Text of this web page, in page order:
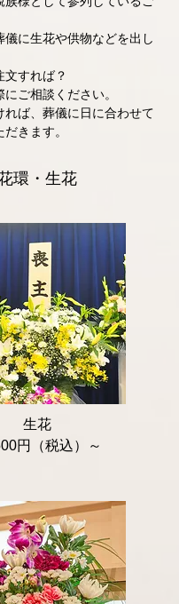
儀に生花や供物などを出し
文すれば？
ご相談ください。
れば、葬儀に日に合わせて
きます。
環・生花
​生花
円（税込）～